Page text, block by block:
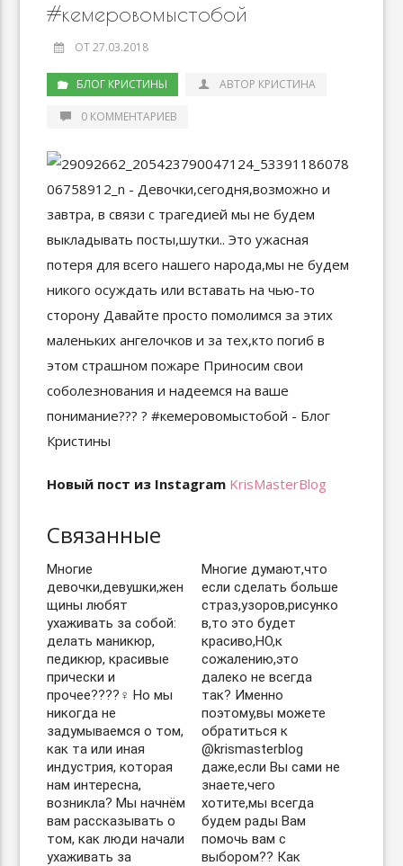
#кемеровомыстобой
ОТ 27.03.2018
БЛОГ КРИСТИНЫ АВТОР КРИСТИНА
0 КОММЕНТАРИЕВ
Новый пост из Instagram KrisMasterBlog
Связанные
Многие
девочки,девушки,жен
щины любят
ухаживать за собой:
делать маникюр,
педикюр, красивые
прически и
прочее????‍♀️ Но мы
никогда не
задумываемся о том,
как та или иная
индустрия, которая
нам интересна,
возникла? Мы начнём
вам рассказывать о
том, как люди начали
ухаживать за
Многие думают,что
если сделать больше
страз,узоров,рисунко
в,то это будет
красиво,НО,к
сожалению,это
далеко не всегда
так? Именно
поэтому,вы можете
обратиться к
@krismasterblog
даже,если Вы сами не
знаете,чего
хотите,мы всегда
будем рады Вам
помочь вам с
выбором?? Как